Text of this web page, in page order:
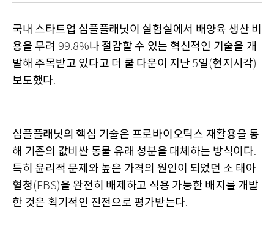
국내 스타트업 심플플래닛이 실험실에서 배양육 생산 비
용을 무려 99.8%나 절감할 수 있는 혁신적인 기술을 개
발해 주목받고 있다고 더 쿨 다운이 지난 5일 (현지시각)
보도했다.
심플플래닛의 핵심 기술은 프로바이오틱스 재활용을 통
해 기존의 값비싼 동물 유래 성분을 대체하는 방식이다.
특히 윤리적 문제와 높은 가격의 원인이 되었던 소 태아
혈청 (FBS)을 완전히 배제하고 식용 가능한 배지를 개발
한 것은 획기적인 진전으로 평가받는다.